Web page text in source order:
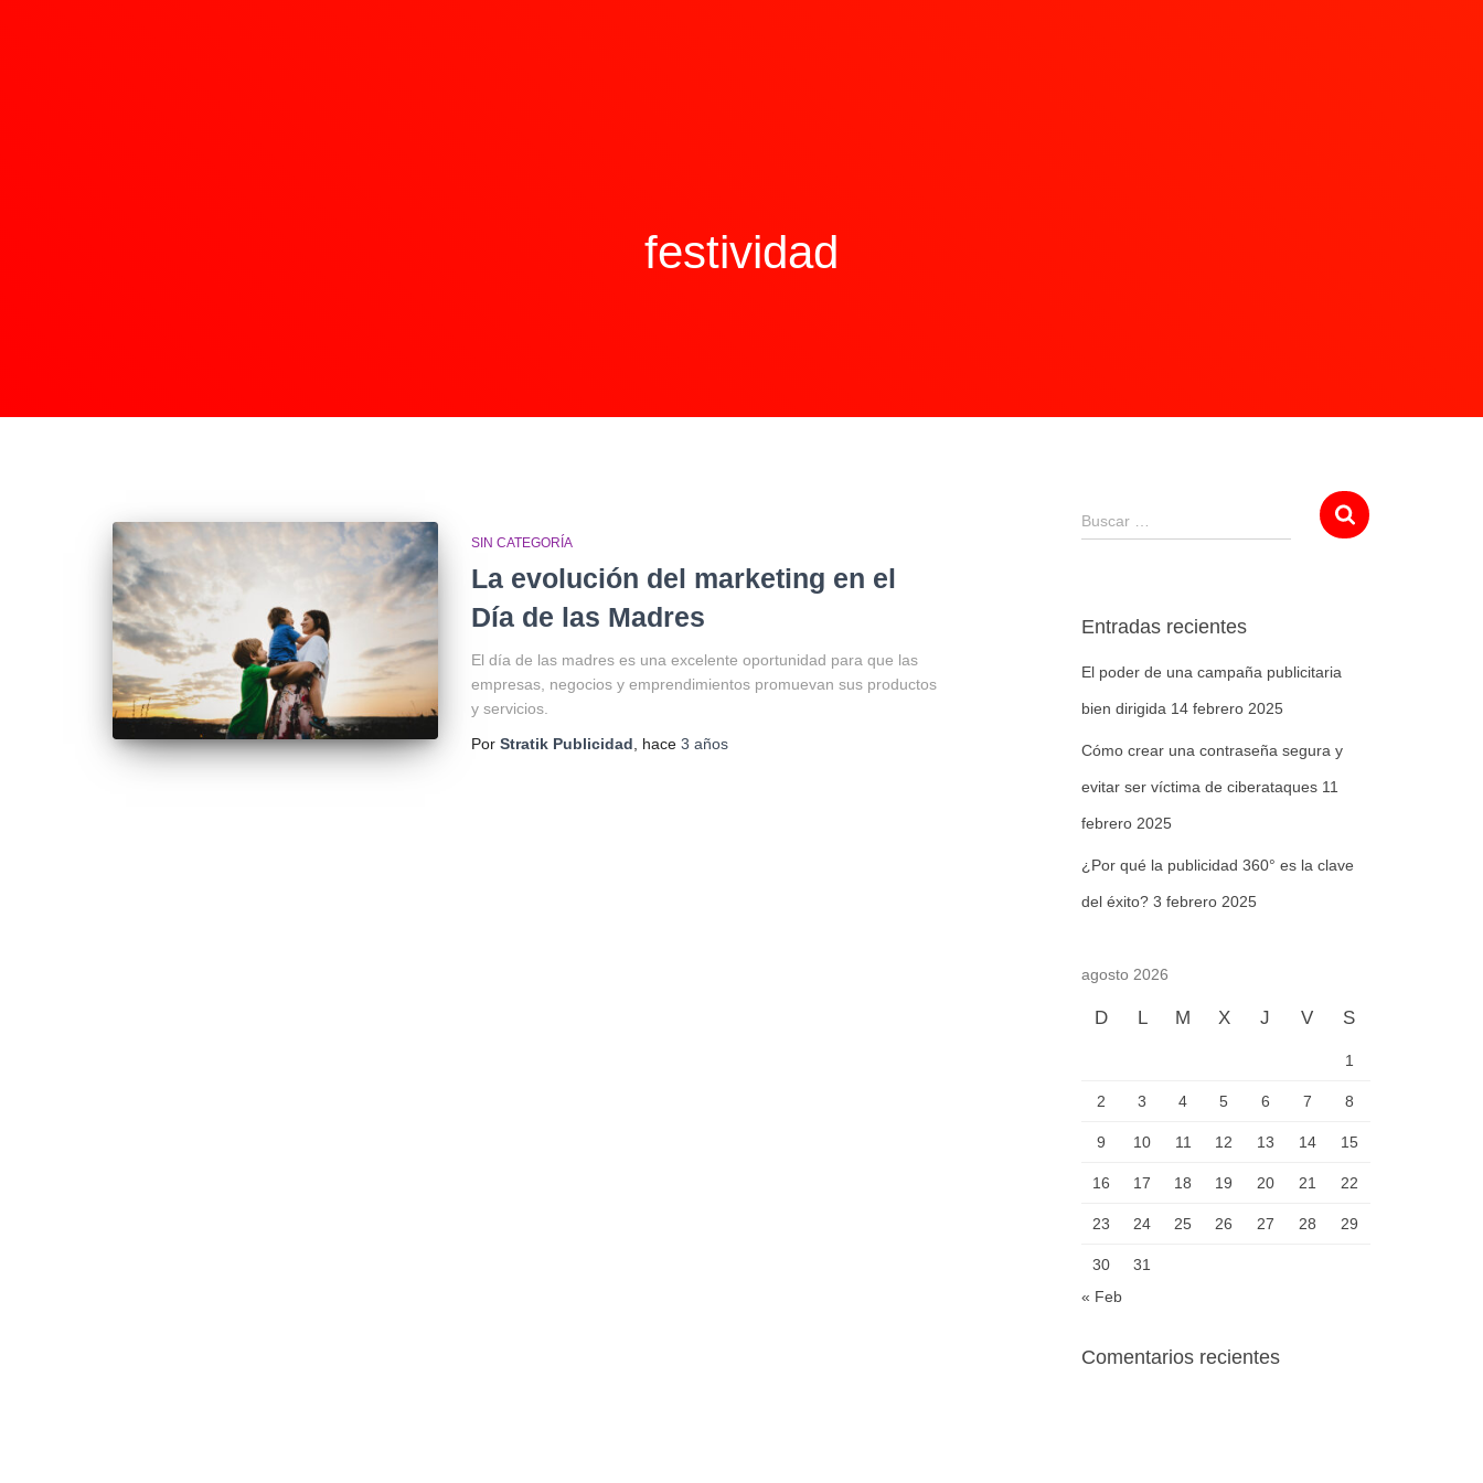
festividad
SIN CATEGORÍA
La evolución del marketing en el
Día de las Madres
El día de las madres es una excelente oportunidad para que las
empresas, negocios y emprendimientos promuevan sus productos
y servicios.
Por Stratik Publicidad , hace 3 años
Buscar …
Entradas recientes
El poder de una campaña publicitaria
bien dirigida 14 febrero 2025
Cómo crear una contraseña segura y
evitar ser víctima de ciberataques 11
febrero 2025
¿Por qué la publicidad 360° es la clave
del éxito? 3 febrero 2025
agosto 2026
D L M X J V S
1
2 3 4 5 6 7 8
9 10 11 12 13 14 15
16 17 18 19 20 21 22
23 24 25 26 27 28 29
30
31
« Feb
Comentarios recientes